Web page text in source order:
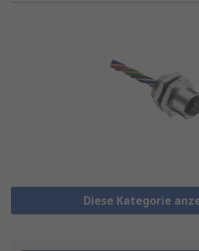
Diese Kategorie